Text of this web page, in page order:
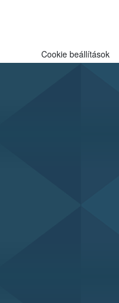
Cookie beállítások